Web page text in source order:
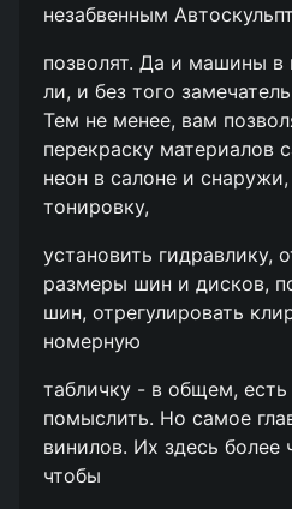
незабвенным
позволят. Да и машины в
ли, и без того
Тем не менее, вам
перекраску материалов
неон в салоне и
тонировку,
установить гидравлику,
размеры шин и дисков,
шин, отрегулировать
номерную
табличку - в общем, есть
помыслить. Но самое
винилов. Их здесь более
чтобы